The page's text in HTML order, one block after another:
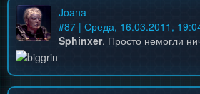
Joana
#87 | Среда, 16.03.2011,
Sphinxer, Просто немогли